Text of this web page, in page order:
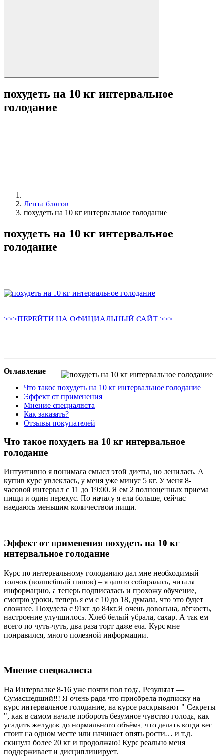
похудеть на 10 кг интервальное
голодание
Лента блогов
похудеть на 10 кг интервальное голодание
похудеть на 10 кг интервальное
голодание
>>>ПЕРЕЙТИ НА ОФИЦИАЛЬНЫЙ САЙТ >>>
Оглавление
Что такое похудеть на 10 кг интервальное голодание
Эффект от применения
Мнение специалиста
Как заказать?
Отзывы покупателей
Что такое похудеть на 10 кг интервальное
голодание
Интуитивно я понимала смысл этой диеты, но ленилась. А
купив курс увлеклась, у меня уже минус 5 кг. У меня 8-
часовой интервал с 11 до 19:00. Я ем 2 полноценных приема
пищи и один перекус. По началу я ела больше, сейчас
наедаюсь меньшим количеством пищи.
Эффект от применения похудеть на 10 кг
интервальное голодание
Курс по интервальному голоданию дал мне необходимый
толчок (волшебный пинок) – я давно собиралась, читала
информацию, а теперь подписалась и прохожу обучение,
смотрю уроки, теперь я ем с 10 до 18, думала, что это будет
сложнее. Похудела с 91кг до 84кг.Я очень довольна, лёгкость,
настроение улучшилось. Хлеб белый убрала, сахар. А так ем
всего по чуть-чуть, два раза торт даже ела. Курс мне
понравился, много полезной информации.
Мнение специалиста
На Интервалке 8-16 уже почти пол года, Результат —
Сумасшедший!!! Я очень рада что приобрела подписку на
курс интервальное голодание, на курсе раскрывают " Секреты
", как в самом начале побороть безумное чувство голода, как
усадить желудок до нормального объёма, что делать когда вес
стоит на одном месте или начинает опять рости… и т.д.
скинула более 20 кг и продолжаю! Курс реально меня
поддерживает и дисциплинирует.